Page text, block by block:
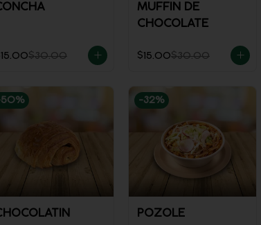
$30.00
MUFFIN DE
CHOCOLATE
$15.00$30.00
50% -32%
POZOLE